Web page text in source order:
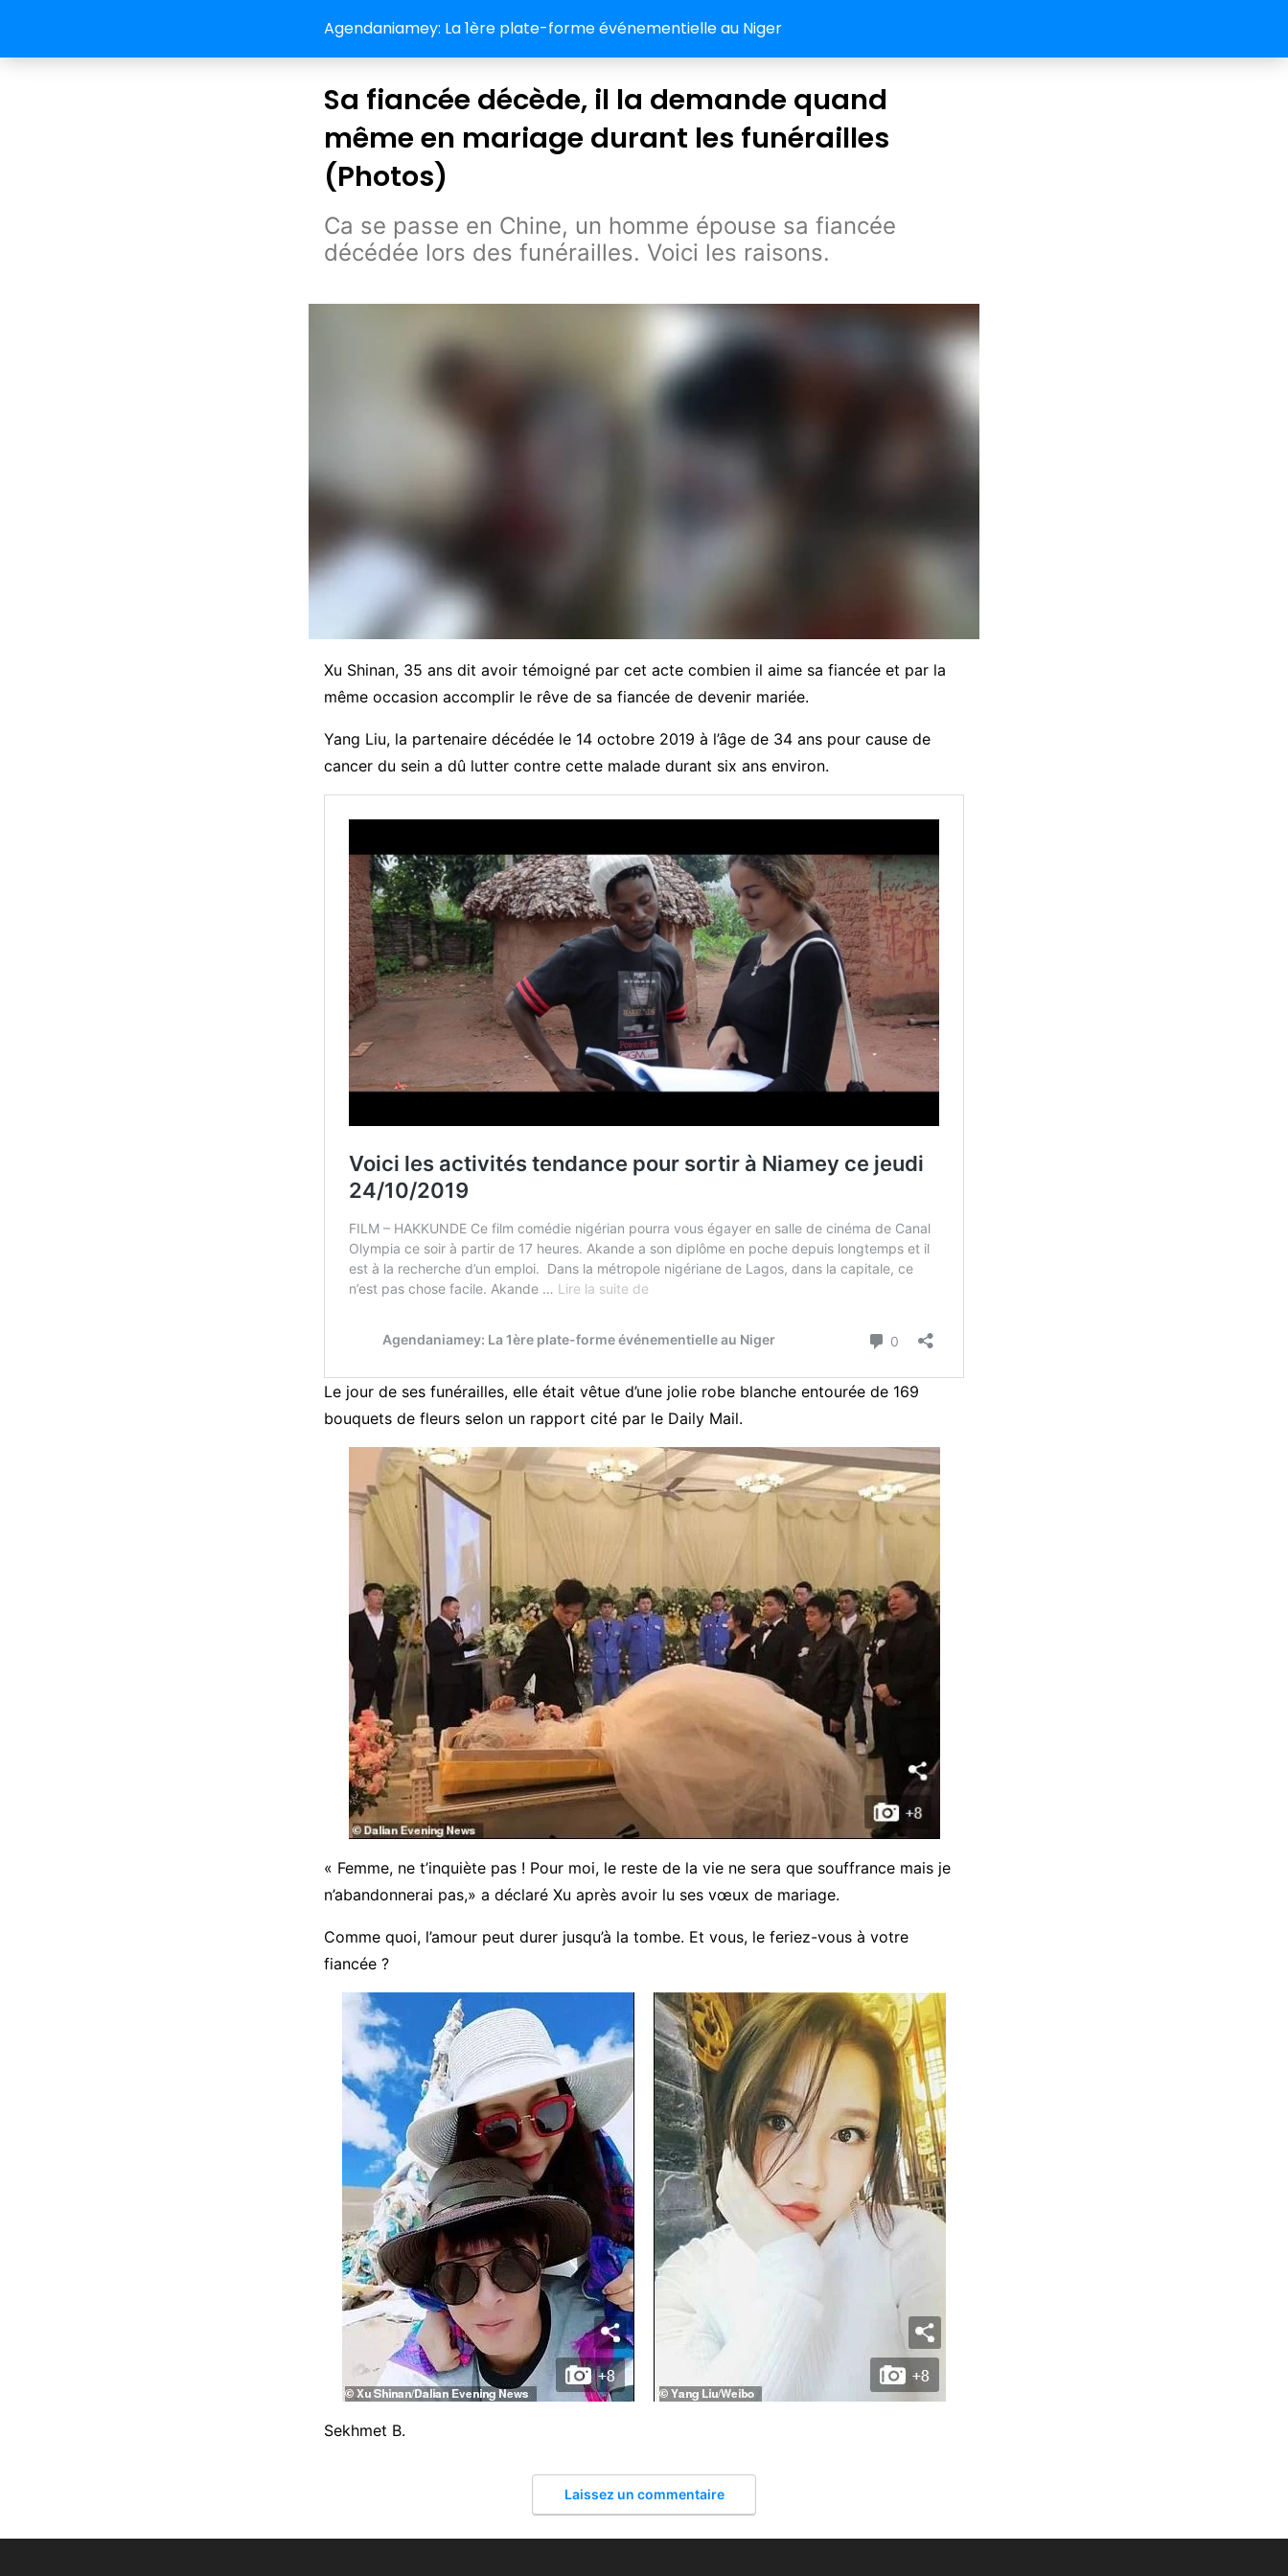
Agendaniamey: La 1ère plate-forme événementielle au Niger
Sa fiancée décède, il la demande quand
même en mariage durant les funérailles
(Photos)
Ca se passe en Chine, un homme épouse sa fiancée
décédée lors des funérailles. Voici les raisons.
Xu Shinan, 35 ans dit avoir témoigné par cet acte combien il aime sa fiancée et par la
même occasion accomplir le rêve de sa fiancée de devenir mariée.
Yang Liu, la partenaire décédée le 14 octobre 2019 à l’âge de 34 ans pour cause de
cancer du sein a dû lutter contre cette malade durant six ans environ.
Le jour de ses funérailles, elle était vêtue d’une jolie robe blanche entourée de 169
bouquets de fleurs selon un rapport cité par le Daily Mail.
« Femme, ne t’inquiète pas ! Pour moi, le reste de la vie ne sera que souffrance mais je
n’abandonnerai pas,» a déclaré Xu après avoir lu ses vœux de mariage.
Comme quoi, l’amour peut durer jusqu’à la tombe. Et vous, le feriez-vous à votre
fiancée ?
Sekhmet B.
Laissez un commentaire